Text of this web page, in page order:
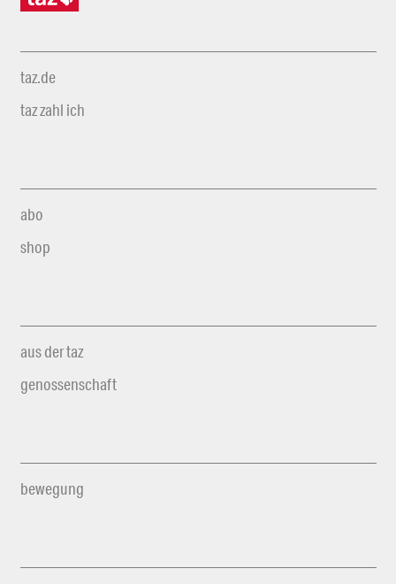
taz.de
taz zahl ich
abo
shop
aus der taz
genossenschaft
bewegung